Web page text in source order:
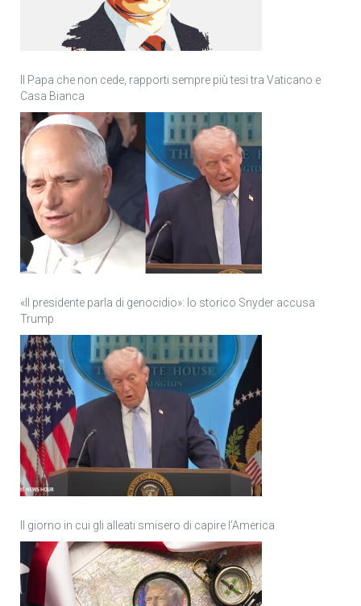
Il Papa che non cede, rapporti sempre più tesi tra Vaticano e
Casa Bianca
«Il presidente parla di genocidio»: lo storico Snyder accusa
Trump
Il giorno in cui gli alleati smisero di capire l’America